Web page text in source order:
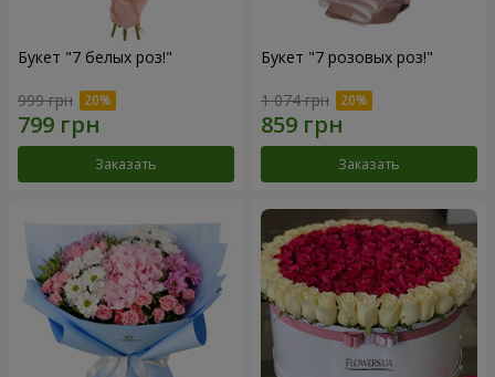
Букет "7 белых роз!"
999 грн
Заказать
Букет "7 розовых роз!"
1 074 грн
Заказать